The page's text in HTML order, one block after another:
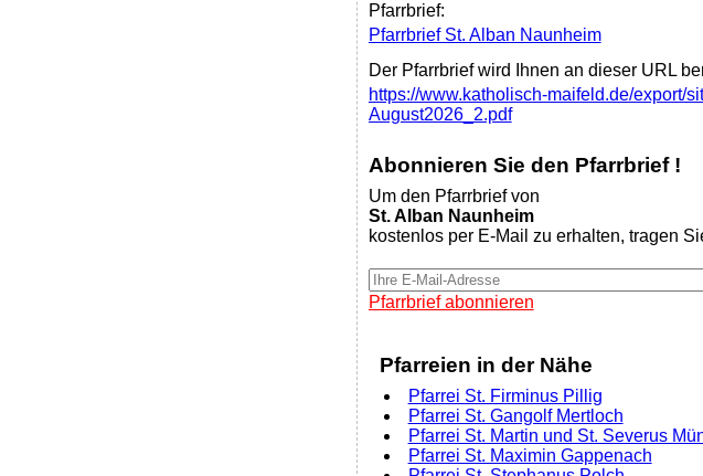
Pfarrbrief:
Pfarrbrief St. Alban Naunheim
Der Pfarrbrief wird Ihnen an dieser URL
https://www.katholisch-maifeld.de/export/
August2026_2.pdf
Abonnieren Sie den Pfarrbrief !
Um den Pfarrbrief von
St. Alban Naunheim
kostenlos per E-Mail zu erhalten, tragen
Pfarrbrief abonnieren
Pfarreien in der Nähe
Pfarrei St. Firminus Pillig
Pfarrei St. Gangolf Mertloch
Pfarrei St. Martin und St. Severus
Pfarrei St. Maximin Gappenach